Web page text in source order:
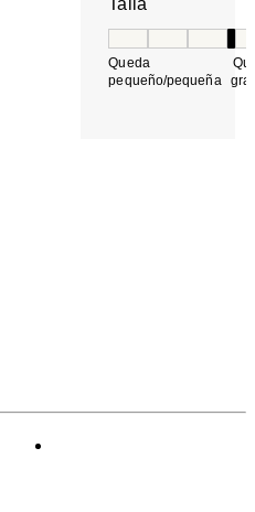
Talla
Queda
pequeño/pequeña